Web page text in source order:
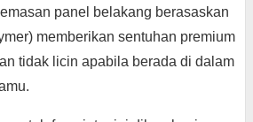
panel belakang berasaskan
memberikan sentuhan premium
tidak licin apabila berada di dalam